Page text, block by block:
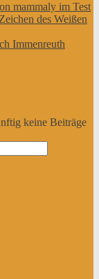
mammaly im Test
des Weißen
Immenreuth
keine Beiträge